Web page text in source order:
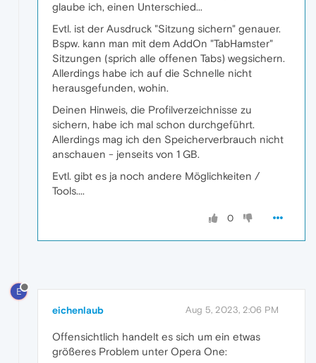
glaube ich, einen Unterschied...
Evtl. ist der Ausdruck "Sitzung sichern" genauer.
Bspw. kann man mit dem AddOn "TabHamster"
Sitzungen (sprich alle offenen Tabs) wegsichern.
Allerdings habe ich auf die Schnelle nicht
herausgefunden, wohin.
Deinen Hinweis, die Profilverzeichnisse zu
sichern, habe ich mal schon durchgeführt.
Allerdings mag ich den Speicherverbrauch nicht
anschauen - jenseits von 1 GB.
Evtl. gibt es ja noch andere Möglichkeiten /
Tools....
0
E
eichenlaub Aug 5, 2023, 2:06 PM
Offensichtlich handelt es sich um ein etwas
größeres Problem unter Opera One: